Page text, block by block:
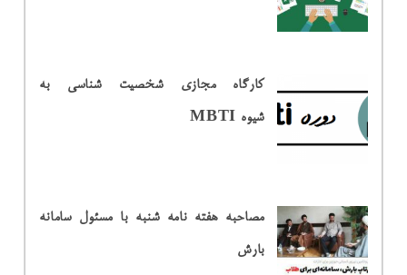
کارگاه مجازی شخصیت شناسی به
شیوه MBTI
مصاحبه هفته نامه شنبه با مسئول سامانه
بارش